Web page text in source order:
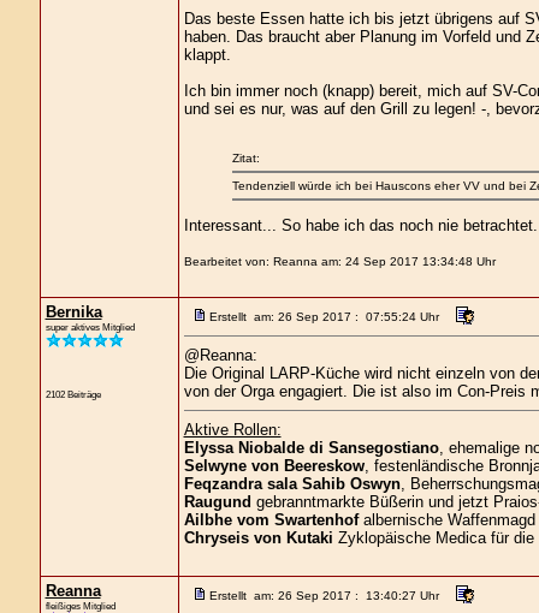
Das beste Essen hatte ich bis jetzt übrigens auf
haben. Das braucht aber Planung im Vorfeld und
klappt.
Ich bin immer noch (knapp) bereit, mich auf SV-
und sei es nur, was auf den Grill zu legen! -,
Zitat:
Tendenziell würde ich bei Hauscons eher VV und bei
Interessant... So habe ich das noch nie
Bearbeitet von: Reanna am: 24 Sep 2017 13:34:48 Uhr
Bernika
super aktives Mitglied
2102 Beiträge
Erstellt am: 26 Sep 2017 : 07:55:24 Uhr
@Reanna:
Die Original LARP-Küche wird nicht einzeln von
von der Orga engagiert. Die ist also im Con-Preis
Aktive Rollen:
Elyssa Niobalde di Sansegostiano, ehemalige
Selwyne von Beereskow, festenländische
Feqzandra sala Sahib Oswyn,
Raugund gebranntmarkte Büßerin und jetzt
Ailbhe vom Swartenhofalbernische Waffenmagd
Chryseis von Kutaki Zyklopäische Medica für
Reanna
fleißiges Mitglied
Erstellt am: 26 Sep 2017 : 13:40:27 Uhr